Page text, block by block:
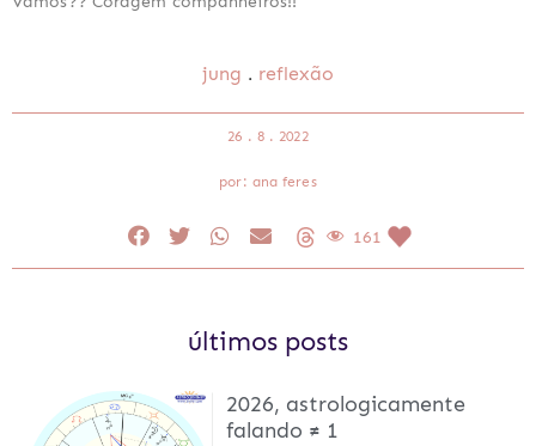
jung . reflexão
26 . 8 . 2022
por: ana feres
161
últimos posts
2026, astrologicamente
falando ≠ 1